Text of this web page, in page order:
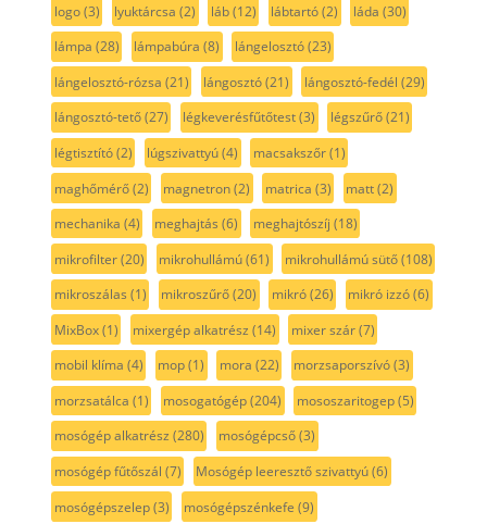
logo(3) lyuktárcsa (2) láb(12) lábtartó(2) láda (30)
lámpa (28) lámpabúra (8) lángelosztó(23)
lángelosztó-rózsa (21) lángosztó(21) lángosztó-fedél (29)
lángosztó-tető(27) légkeverésfűtőtest(3) légszűrő(21)
légtisztító(2) lúgszivattyú(4) macsakszőr(1)
maghőmérő(2) magnetron(2) matrica (3) matt(2)
mechanika (4) meghajtás (6) meghajtószíj (18)
mikrofilter(20) mikrohullámú(61) mikrohullámú sütő(108)
mikroszálas (1) mikroszűrő(20) mikró(26) mikró izzó(6)
MixBox(1) mixergép alkatrész (14) mixer szár(7)
mobil klíma (4) mop(1) mora (22) morzsaporszívó(3)
morzsatálca (1) mosogatógép(204) mososzaritogep(5)
mosógép alkatrész (280) mosógépcső(3)
mosógép fűtőszál (7) Mosógép leeresztő szivattyú(6)
mosógépszelep(3) mosógépszénkefe (9)